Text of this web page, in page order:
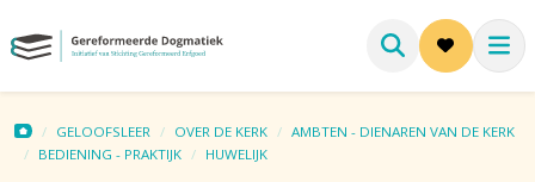
GELOOFSLEER OVER DE KERK
AMBTEN - DIENAREN VAN DE KERK
BEDIENING - PRAKTIJK
HUWELIJK